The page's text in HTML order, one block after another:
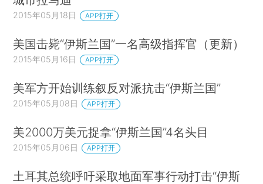
2015年05月18日 APP打开
美国击毙“伊斯兰国”一名高级指挥官（更新）
2015年05月16日 APP打开
美军方开始训练叙反对派抗击“伊斯兰国”
2015年05月08日 APP打开
美2000万美元捉拿“伊斯兰国”4名头目
2015年05月06日 APP打开
土耳其总统呼吁采取地面军事行动打击“伊斯